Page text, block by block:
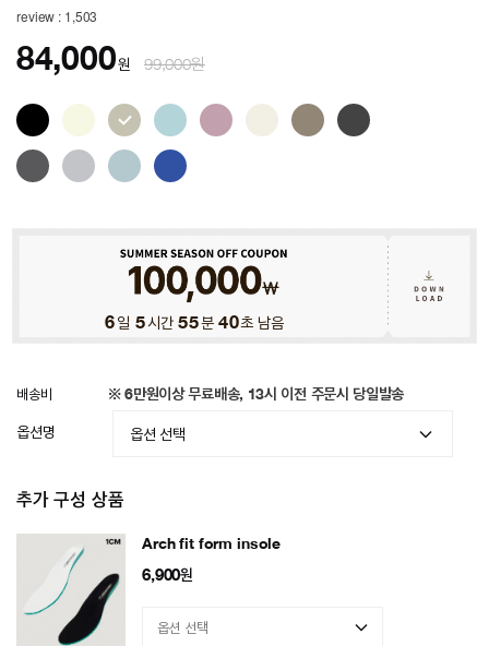
review : 1,503
84,000원 99,000원
6일 5시간 55분 37초 남음
배송비 ※ 6만원이상 무료배송, 13시 이전 주문시 당일발송
옵션명
추가 구성 상품
Arch fit form insole
6,900원